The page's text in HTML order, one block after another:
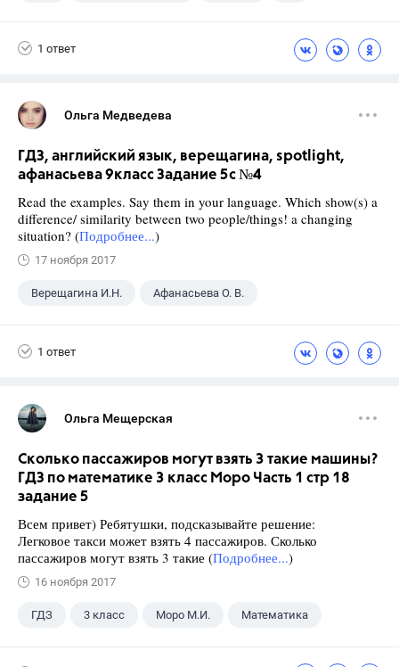
1 ответ
Ольга Медведева
ГДЗ, английский язык, верещагина, spotlight,
афанасьева 9класс Задание 5c №4
Read the examples. Say them in your language. Which show(s) a
difference/ similarity between two people/things! a changing
situation? (Подробнее...)
17 ноября 2017
Верещагина И.Н. Афанасьева О. В.
1 ответ
Ольга Мещерская
Сколько пассажиров могут взять 3 такие машины?
ГДЗ по математике 3 класс Моро Часть 1 стр 18
задание 5
Всем привет) Ребятушки, подсказывайте решение:
Легковое такси может взять 4 пассажиров. Сколько
пассажиров могут взять 3 такие (Подробнее...)
16 ноября 2017
ГДЗ 3 класс Моро М.И. Математика